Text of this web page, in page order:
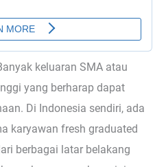
keluaran SMA atau
yang berharap dapat
Di Indonesia sendiri, ada
karyawan fresh graduated
berbagai latar belakang